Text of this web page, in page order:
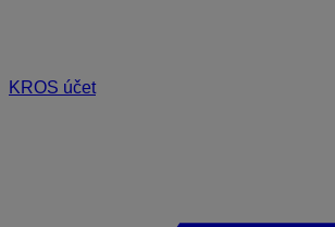
KROS účet